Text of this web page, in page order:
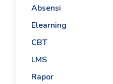
Absensi
Elearning
CBT
LMS
Rapor